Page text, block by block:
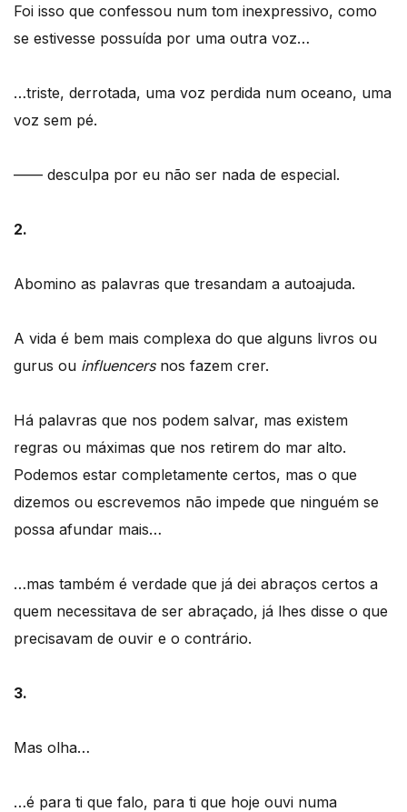
Foi isso que confessou num tom inexpressivo, como
se estivesse possuída por uma outra voz…
…triste, derrotada, uma voz perdida num oceano, uma
voz sem pé.
–––– desculpa por eu não ser nada de especial.
2.
Abomino as palavras que tresandam a autoajuda.
A vida é bem mais complexa do que alguns livros ou
gurus ou influencersnos fazem crer.
Há palavras que nos podem salvar, mas existem
regras ou máximas que nos retirem do mar alto.
Podemos estar completamente certos, mas o que
dizemos ou escrevemos não impede que ninguém se
possa afundar mais…
…mas também é verdade que já dei abraços certos a
quem necessitava de ser abraçado, já lhes disse o que
precisavam de ouvir e o contrário.
3.
Mas olha…
…é para ti que falo, para ti que hoje ouvi numa